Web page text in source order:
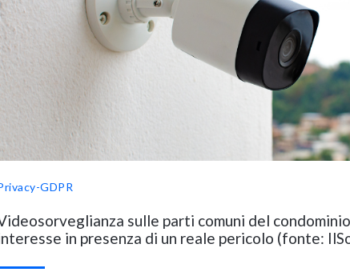
GDPR
sulle parti comuni del
in presenza di un reale pericolo (fonte: